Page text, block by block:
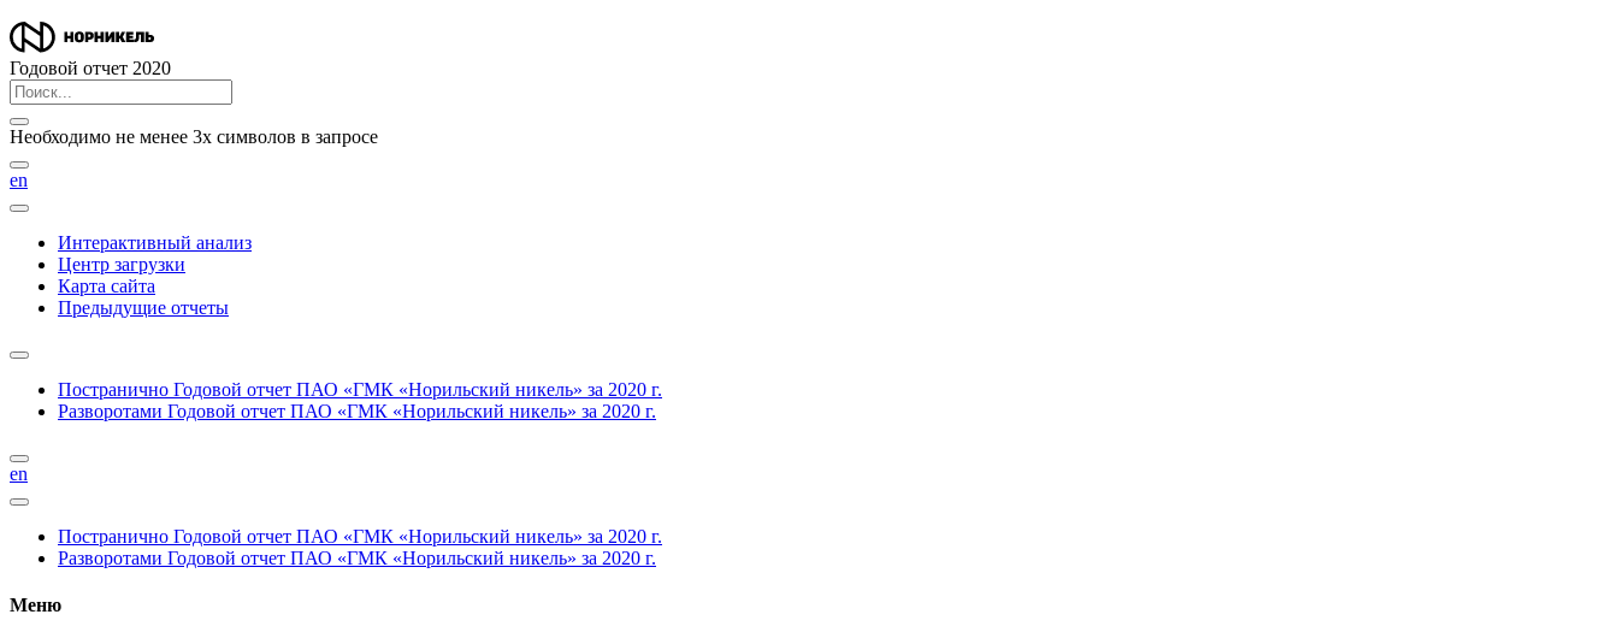
Годовой отчет 2020
Необходимо не менее 3х символов в запросе
en
Интерактивный анализ
Центр загрузки
Карта сайта
Предыдущие отчеты
Постранично Годовой отчет ПАО «ГМК «Норильский никель» за 2020 г.
Разворотами Годовой отчет ПАО «ГМК «Норильский никель» за 2020 г.
en
Постранично Годовой отчет ПАО «ГМК «Норильский никель» за 2020 г.
Разворотами Годовой отчет ПАО «ГМК «Норильский никель» за 2020 г.
Меню